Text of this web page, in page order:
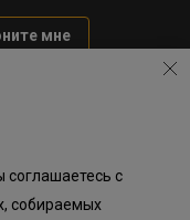
мне
соглашаетесь с
собираемых